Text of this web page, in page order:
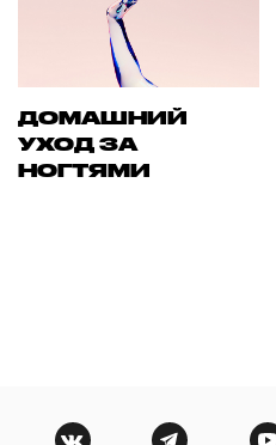
ДОМАШНИЙ
УХОД ЗА
НОГТЯМИ